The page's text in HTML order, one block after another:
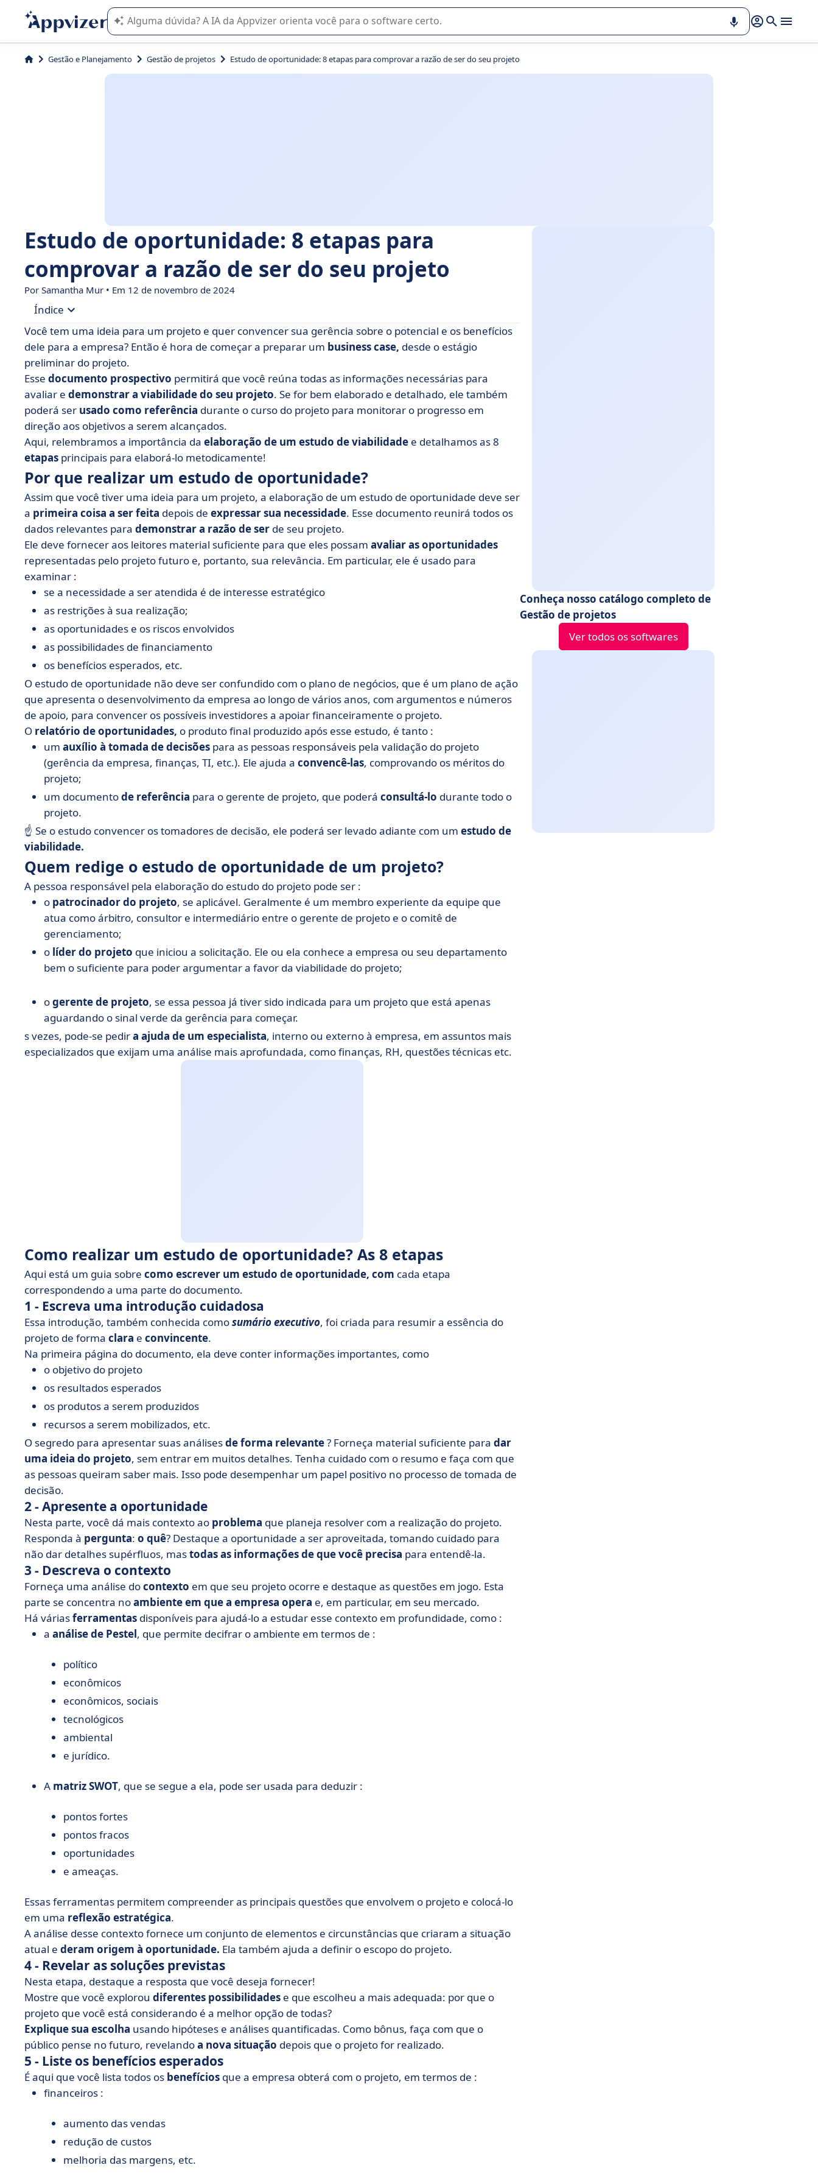
A IA do Appvizer o orienta no uso ou na seleção de software SaaS para sua empresa.
Gestão e Planejamento Gestão de projetos Estudo de oportunidade: 8 etapas para comprovar a razão de ser do seu projeto
Estudo de oportunidade: 8 etapas para
comprovar a razão de ser do seu projeto
Por Samantha Mur • Em 12 de novembro de 2024
Índice
• Por que realizar um estudo de oportunidade?
• Quem redige o estudo de oportunidade de um projeto?
• Como realizar um estudo de oportunidade? As 8 etapas
• Exemplo de um estudo de oportunidade para um projeto
• Pronto para transformar suas oportunidades em lucros?
Você tem uma ideia para um projeto e quer convencer sua gerência sobre o potencial e os benefícios
dele para a empresa? Então é hora de começar a preparar um business case, desde o estágio
preliminar do projeto.
Esse documento prospectivo permitirá que você reúna todas as informações necessárias para
avaliar e demonstrar a viabilidade do seu projeto. Se for bem elaborado e detalhado, ele também
poderá ser usado como referência durante o curso do projeto para monitorar o progresso em
direção aos objetivos a serem alcançados.
Aqui, relembramos a importância da elaboração de um estudo de viabilidade e detalhamos as 8
etapas principais para elaborá-lo metodicamente!
Por que realizar um estudo de oportunidade?
Assim que você tiver uma ideia para um projeto, a elaboração de um estudo de oportunidade deve ser
a primeira coisa a ser feita depois de expressar sua necessidade. Esse documento reunirá todos os
dados relevantes para demonstrar a razão de ser de seu projeto.
Ele deve fornecer aos leitores material suficiente para que eles possam avaliar as oportunidades
representadas pelo projeto futuro e, portanto, sua relevância. Em particular, ele é usado para
examinar :
se a necessidade a ser atendida é de interesse estratégico
as restrições à sua realização;
as oportunidades e os riscos envolvidos
as possibilidades de financiamento
os benefícios esperados, etc.
O estudo de oportunidade não deve ser confundido com o plano de negócios, que é um plano de ação
que apresenta o desenvolvimento da empresa ao longo de vários anos, com argumentos e números
de apoio, para convencer os possíveis investidores a apoiar financeiramente o projeto.
O relatório de oportunidades, o produto final produzido após esse estudo, é tanto :
um auxílio à tomada de decisões para as pessoas responsáveis pela validação do projeto
(gerência da empresa, finanças, TI, etc.). Ele ajuda a convencê-las, comprovando os méritos do
projeto;
um documentode referência para o gerente de projeto, que poderá consultá-lo durante todo o
projeto.
☝️ Se o estudo convencer os tomadores de decisão, ele poderá ser levado adiante com um estudo de
viabilidade.
Quem redige o estudo de oportunidade de um projeto?
A pessoa responsável pela elaboração do estudo do projeto pode ser :
o patrocinador do projeto, se aplicável. Geralmente é um membro experiente da equipe que
atua como árbitro, consultor e intermediário entre o gerente de projeto e o comitê de
gerenciamento;
o líder do projeto que iniciou a solicitação. Ele ou ela conhece a empresa ou seu departamento
bem o suficiente para poder argumentar a favor da viabilidade do projeto;
ogerente de projeto, se essa pessoa já tiver sido indicada para um projeto que está apenas
aguardando o sinal verde da gerência para começar.
s vezes, pode-se pedira ajuda de um especialista, interno ou externo à empresa, em assuntos mais
especializados que exijam uma análise mais aprofundada, como finanças, RH, questões técnicas etc.
Como realizar um estudo de oportunidade? As 8 etapas
Aqui está um guia sobre como escrever um estudo de oportunidade, com cada etapa
correspondendo a uma parte do documento.
1 - Escreva uma introdução cuidadosa
Essa introdução, também conhecida comosumário executivo, foi criada para resumir a essência do
projeto de forma clara e convincente.
Na primeira página do documento, ela deve conter informações importantes, como
o objetivo do projeto
os resultados esperados
os produtos a serem produzidos
recursos a serem mobilizados, etc.
O segredo para apresentar suas análisesde forma relevante? Forneça material suficiente para dar
uma ideia do projeto, sem entrar em muitos detalhes. Tenha cuidado com o resumo e faça com que
as pessoas queiram saber mais. Isso pode desempenhar um papel positivo no processo de tomada de
decisão.
2 - Apresente a oportunidade
Nesta parte, você dá mais contexto ao problema que planeja resolver com a realização do projeto.
Responda à pergunta: o quê? Destaque a oportunidade a ser aproveitada, tomando cuidado para
não dar detalhes supérfluos, mastodas as informações de que você precisa para entendê-la.
3 - Descreva o contexto
Forneça uma análise docontexto em que seu projeto ocorre e destaque as questões em jogo. Esta
parte se concentra noambiente em que a empresa opera e, em particular, em seu mercado.
Há váriasferramentas disponíveis para ajudá-lo a estudar esse contexto em profundidade, como :
a análise de Pestel, que permite decifrar o ambiente em termos de :
político
econômicos
econômicos, sociais
tecnológicos
ambiental
e jurídico.
A matriz SWOT, que se segue a ela, pode ser usada para deduzir :
pontos fortes
pontos fracos
oportunidades
e ameaças.
Essas ferramentas permitem compreender as principais questões que envolvem o projeto e colocá-lo
em uma reflexão estratégica.
A análise desse contexto fornece um conjunto de elementos e circunstâncias que criaram a situação
atual e deram origem à oportunidade. Ela também ajuda a definir o escopo do projeto.
4 - Revelar as soluções previstas
Nesta etapa, destaque a resposta que você deseja fornecer!
Mostre que você explorou diferentes possibilidades e que escolheu a mais adequada: por que o
projeto que você está considerando é a melhor opção de todas?
Explique sua escolha usando hipóteses e análises quantificadas. Como bônus, faça com que o
público pense no futuro, revelandoa nova situação depois que o projeto for realizado.
5 - Liste os benefícios esperados
É aqui que você lista todos os benefícios que a empresa obterá com o projeto, em termos de :
financeiros :
aumento das vendas
redução de custos
melhoria das margens, etc.
Conheça nosso catálogo completo de
Gestão de projetos
Ver todos os softwares